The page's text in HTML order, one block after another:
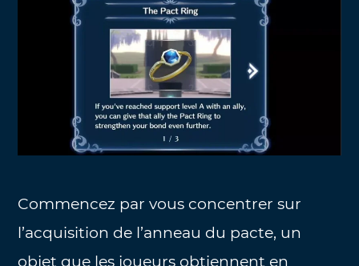
Commencez par vous concentrer sur
l’acquisition de l’anneau du pacte, un
objet que les joueurs obtiennent en